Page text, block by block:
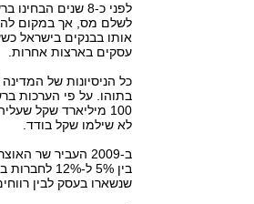
לפני כ-8 שנים
לשלם מס, אך במקום
אותו בבנקים בישראל
עסקים בארצות אחרות.
כל הניסיונות של
בתוהו. על פי הערכות
לא שילמו שקל בודד.
ב-2009 העביר
בין 5% ל-
שנשארו בעסק לבין